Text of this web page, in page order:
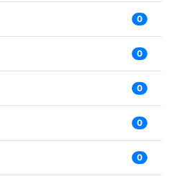
0
0
0
0
0